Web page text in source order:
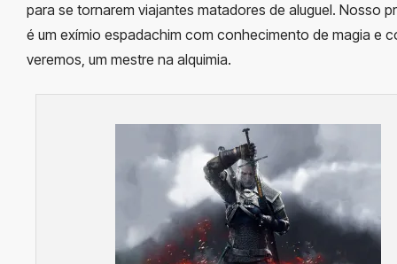
para se tornarem viajantes matadores de aluguel. Nosso
é um exímio espadachim com conhecimento de magia e
veremos, um mestre na alquimia.